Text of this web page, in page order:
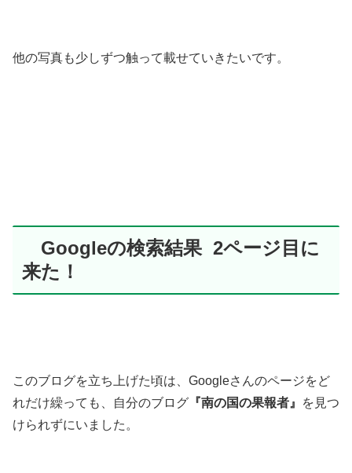
他の写真も少しずつ触って載せていきたいです。
Googleの検索結果 2ページ目に
来た！
このブログを立ち上げた頃は、Googleさんのページをど
れだけ繰っても、自分のブログ 『南の国の果報者』
を見つ
けられずにいました。